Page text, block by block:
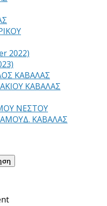
2022)
ΚΑΒΑΛΑΣ
ΚΑΒΑΛΑΣ
ΝΕΣΤΟΥ
ΚΑΒΑΛΑΣ